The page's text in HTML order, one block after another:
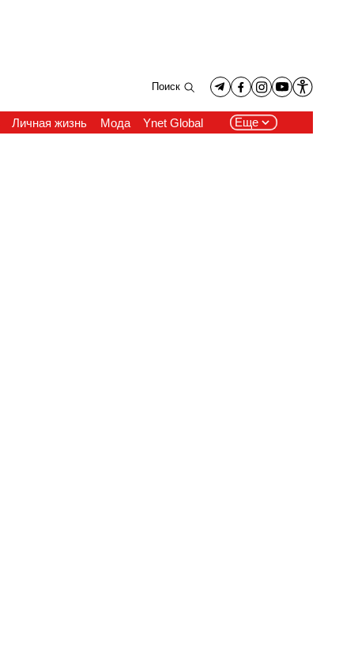
Поиск
Личная жизнь Мода Ynet Global Еще